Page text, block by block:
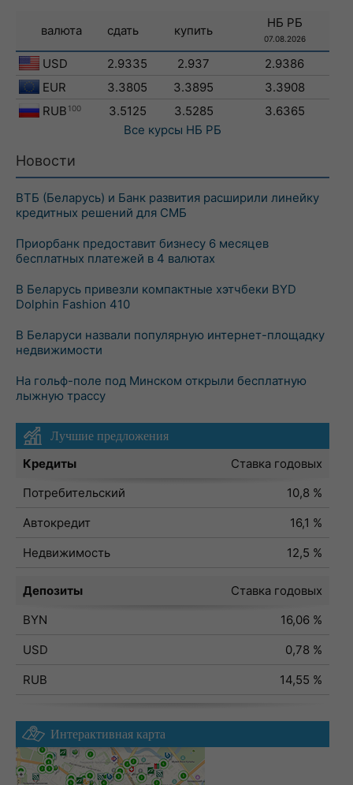
валюта сдать купить
НБ РБ
07.08.2026
USD 2.9335 2.937
2.9386
EUR
3.3805 3.3895
3.3908
RUB 100 3.5125 3.5285
3.6365
Все курсы НБ РБ
Новости
ВТБ (Беларусь) и Банк развития расширили линейку
кредитных решений для СМБ
Приорбанк предоставит бизнесу 6 месяцев
бесплатных платежей в 4 валютах
В Беларусь привезли компактные хэтчбеки BYD
Dolphin Fashion 410
В Беларуси назвали популярную интернет-площадку
недвижимости
На гольф-поле под Минском открыли бесплатную
лыжную трассу
Лучшие предложения
Кредиты
Ставка годовых
Потребительский
10,8 %
Автокредит
16,1 %
Недвижимость
12,5 %
Депозиты
Ставка годовых
BYN
16,06 %
USD
0,78 %
RUB
14,55 %
Интерактивная карта